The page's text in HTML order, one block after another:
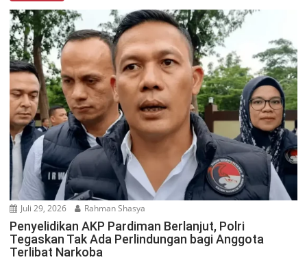
Juli 29, 2026 Rahman Shasya
Penyelidikan AKP Pardiman Berlanjut, Polri
Tegaskan Tak Ada Perlindungan bagi Anggota
Terlibat Narkoba